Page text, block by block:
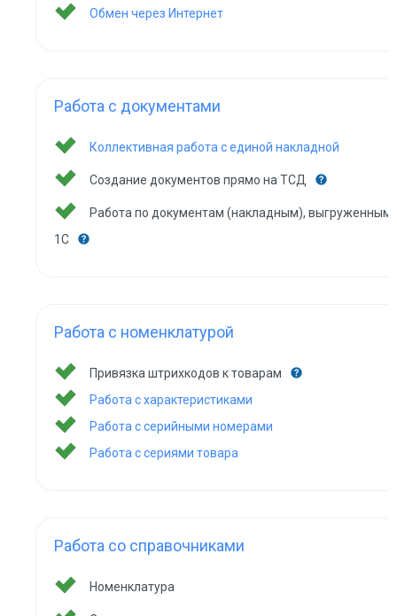
Обмен через Интернет
Работа с документами
Коллективная работа с единой накладной
Создание документов прямо на ТСД
Работа по документам (накладным), выгруженным
1С
Работа с номенклатурой
Привязка штрихкодов к товарам
Работа с характеристиками
Работа с серийными номерами
Работа с сериями товара
Работа со справочниками
Номенклатура